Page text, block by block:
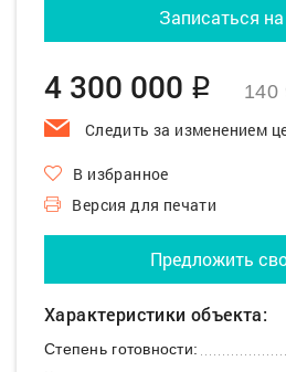
Записаться
4 300 000 q 140
Следить за изменением
В избранное
Версия для печати
Предложить
Характеристики объекта:
Степень готовности: